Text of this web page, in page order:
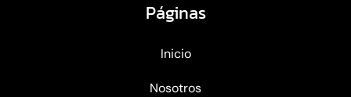
Páginas
Inicio
Nosotros